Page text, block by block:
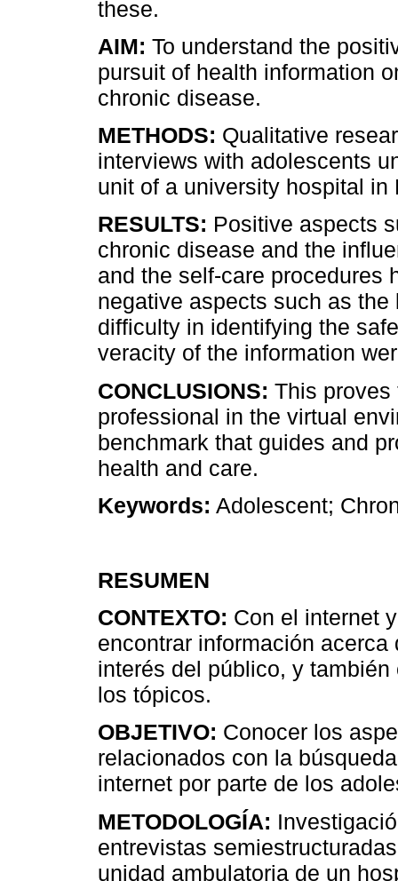
these.
AIM: To understand the
pursuit of health information
chronic disease.
METHODS: Qualitative
interviews with adolescents
unit of a university hospital in
RESULTS: Positive aspects
chronic disease and the
and the self-care procedures
negative aspects such as
difficulty in identifying the
veracity of the information
CONCLUSIONS: This proves
professional in the virtual
benchmark that guides and
health and care.
Keywords: Adolescent;
RESUMEN
CONTEXTO: Con el internet
encontrar información
interés del público, y
los tópicos.
OBJETIVO: Conocer los
relacionados con la
internet por parte de los
METODOLOGÍA:
entrevistas
unidad ambulatoria de un